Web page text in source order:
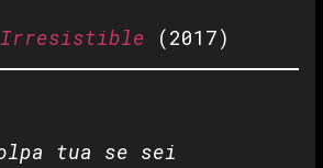
Irresistible (2017)
tua se sei